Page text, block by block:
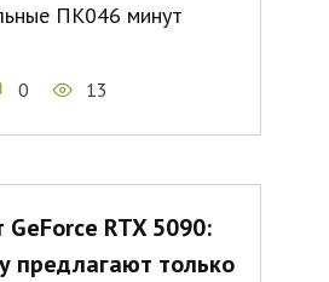
ПК046 минут
0 13
RTX 5090:
предлагают только